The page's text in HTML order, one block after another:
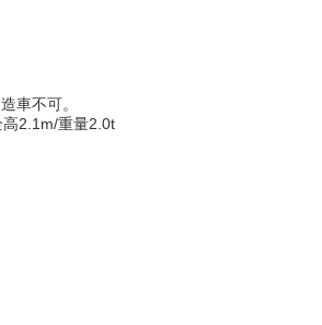
車不可。
2.1m/重量2.0t